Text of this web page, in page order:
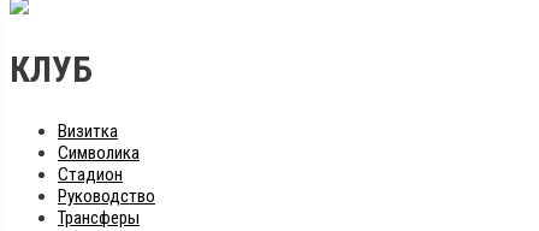
КЛУБ
Визитка
Символика
Стадион
Руководство
Трансферы